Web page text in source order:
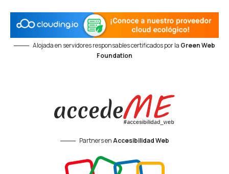
Alojada en servidores responsables certificados por la Green Web
Foundation
Partners enAccesibilidad Web